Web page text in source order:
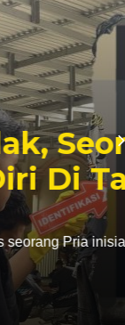
Barat Jambi